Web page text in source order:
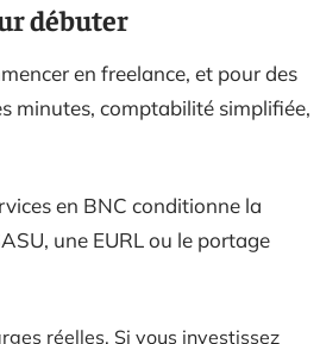
débuter
en freelance, et pour des
minutes, comptabilité simplifiée,
en BNC conditionne la
une EURL ou le portage
réelles. Si vous investissez